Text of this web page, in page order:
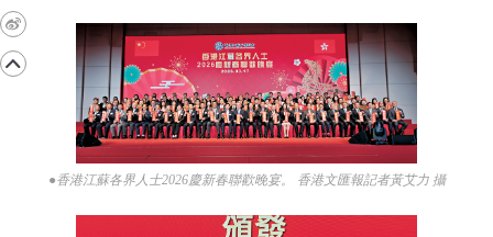
●香港江蘇各界人士2026慶新春聯歡晚宴。 香港文匯報記者黃艾力 攝